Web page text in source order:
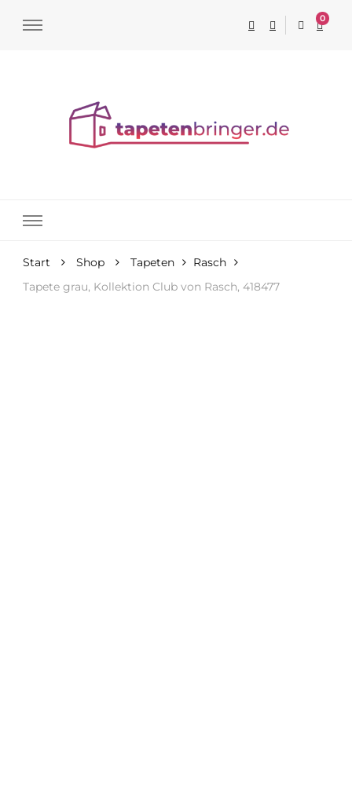
0
Start Shop Tapeten
Rasch
Tapete grau, Kollektion Club von Rasch, 418477